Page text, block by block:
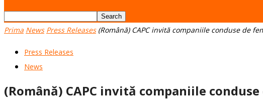
Prima News Press Releases (Română) CAPC invită companiile conduse de
Press Releases
News
(Română) CAPC invită companiile